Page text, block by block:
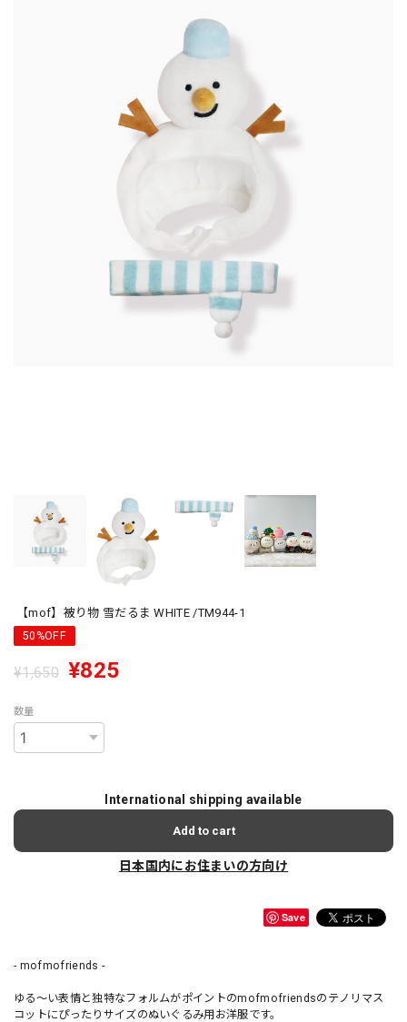
【mof】被り物 雪だるま WHITE /TM944-1
50%OFF
¥1,650 ¥825
数量
International shipping available
Add to cart
日本国内にお住まいの方向け
Save
- mofmofriends -
ゆる〜い表情と独特なフォルムがポイントのmofmofriendsのテノリマス
コットにぴったりサイズのぬいぐるみ用お洋服です。